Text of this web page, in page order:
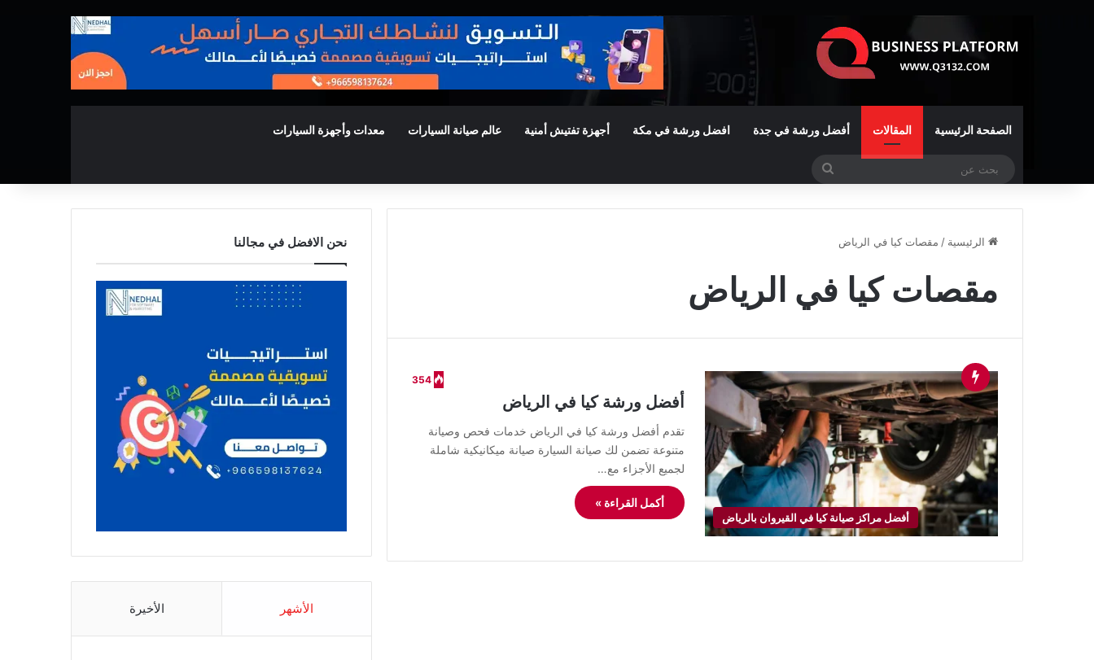
الصفحة الرئيسية المقالات أفضل ورشة في جدة افضل ورشة في مكة أجهزة تفتيش أمنية عالم صيانة السيارات معدات وأجهزة السيارات
الرئيسية / مقصات كيا في الرياض
مقصات كيا في الرياض
أفضل مراكز صيانة كيا في القيروان بالرياض
354
أفضل ورشة كيا في الرياض
تقدم أفضل ورشة كيا في الرياض خدمات فحص وصيانة
متنوعة تضمن لك صيانة السيارة صيانة ميكانيكية شاملة
لجميع الأجزاء مع…
أكمل القراءة »
نحن الافضل في مجالنا
الأشهر الأخيرة